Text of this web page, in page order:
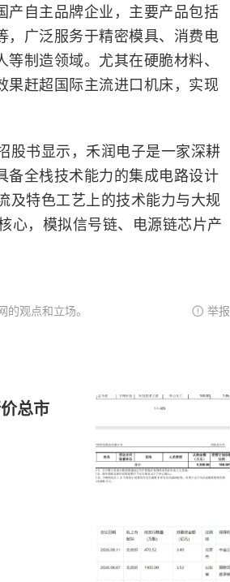
产自主品牌企业，主要产品包括
，广泛服务于精密模具、消费电
制造领域。尤其在硬脆材料、
果赶超国际主流进口机床，实现
股书显示，禾润电子是一家深耕
备全栈技术能力的集成电路设计
及特色工艺上的技术能力与大规
心，模拟信号链、电源链芯片产
观点和立场。 举报
总市